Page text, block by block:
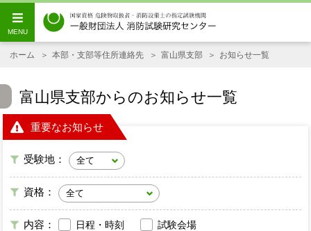
ホーム 本部・支部等住所連絡先 富山県支部 お知らせ一覧
富山県支部からのお知らせ一覧
重要なお知らせ
受験地：
資格：
内容： 日程・時刻 試験会場